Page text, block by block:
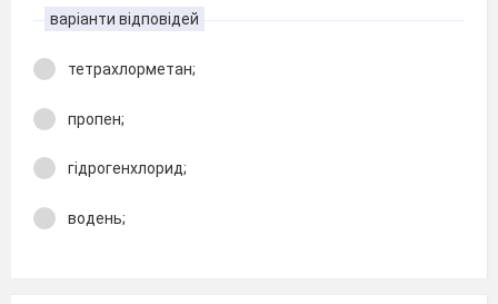
варіанти відповідей
тетрахлорметан;
пропен;
гідрогенхлорид;
водень;